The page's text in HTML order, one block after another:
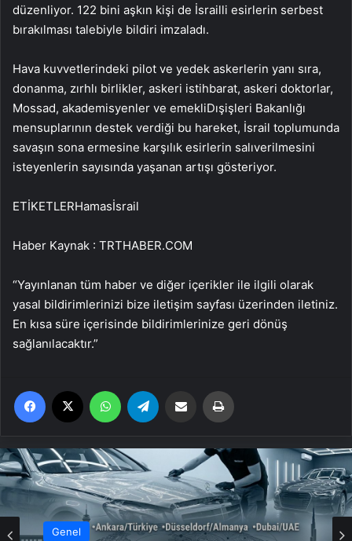
düzenliyor. 122 bini aşkın kişi de İsrailli esirlerin serbest
bırakılması talebiyle bildiri imzaladı.
Hava kuvvetlerindeki pilot ve yedek askerlerin yanı sıra,
donanma, zırhlı birlikler, askeri istihbarat, askeri doktorlar,
Mossad, akademisyenler ve emekliDışişleri Bakanlığı
mensuplarının destek verdiği bu hareket, İsrail toplumunda
savaşın sona ermesine karşılık esirlerin salıverilmesini
isteyenlerin sayısında yaşanan artışı gösteriyor.
ETİKETLERHamasİsrail
Haber Kaynak : TRTHABER.COM
“Yayınlanan tüm haber ve diğer içerikler ile ilgili olarak
yasal bildirimlerinizi bize iletişim sayfası üzerinden iletiniz.
En kısa süre içerisinde bildirimlerinize geri dönüş
sağlanılacaktır.”
Facebook WhatsApp Email'den paylaş
Genel